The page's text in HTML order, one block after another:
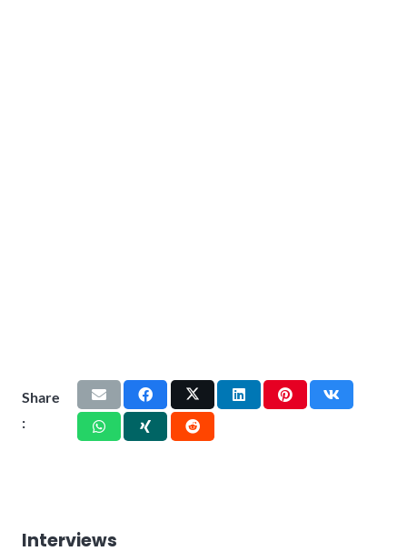
Share
:
Interviews